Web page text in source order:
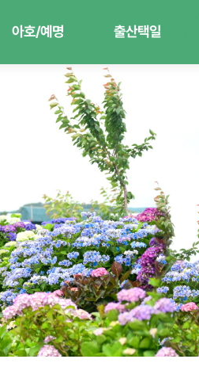
아호/예명 출산택일